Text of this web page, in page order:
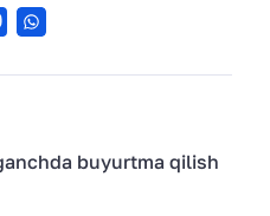
buyurtma qilish